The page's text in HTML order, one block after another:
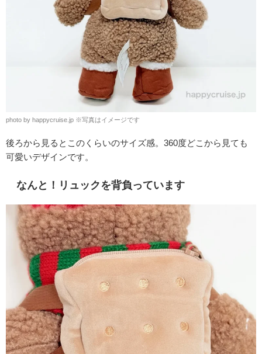
photo by happycruise.jp ※写真はイメージです
後ろから見るとこのくらいのサイズ感。360度どこから見ても
可愛いデザインです。
なんと！リュックを背負っています